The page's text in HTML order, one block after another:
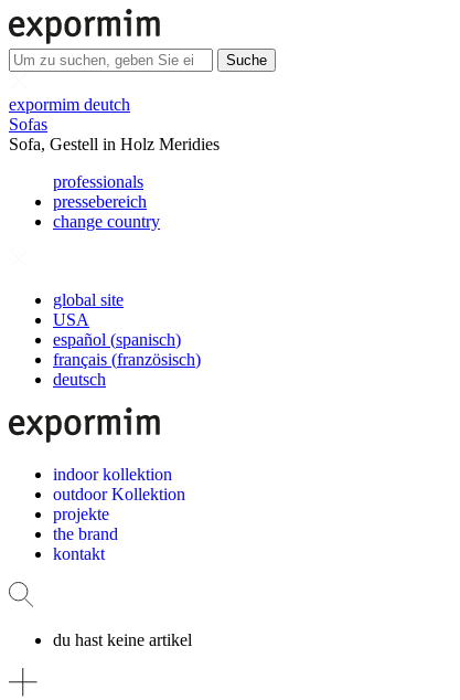
Suche
expormim deutch
Sofas
Sofa, Gestell in Holz Meridies
professionals
pressebereich
change country
global site
USA
español (spanisch)
français (französisch)
deutsch
indoor kollektion
outdoor Kollektion
projekte
the brand
kontakt
du hast keine artikel